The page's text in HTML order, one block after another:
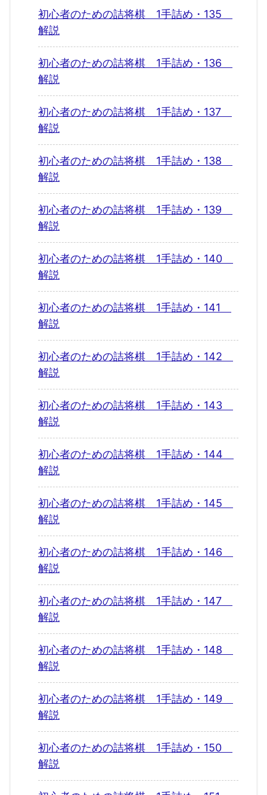
初心者のための詰将棋 1手詰め・135
解説
初心者のための詰将棋 1手詰め・136
解説
初心者のための詰将棋 1手詰め・137
解説
初心者のための詰将棋 1手詰め・138
解説
初心者のための詰将棋 1手詰め・139
解説
初心者のための詰将棋 1手詰め・140
解説
初心者のための詰将棋 1手詰め・141
解説
初心者のための詰将棋 1手詰め・142
解説
初心者のための詰将棋 1手詰め・143
解説
初心者のための詰将棋 1手詰め・144
解説
初心者のための詰将棋 1手詰め・145
解説
初心者のための詰将棋 1手詰め・146
解説
初心者のための詰将棋 1手詰め・147
解説
初心者のための詰将棋 1手詰め・148
解説
初心者のための詰将棋 1手詰め・149
解説
初心者のための詰将棋 1手詰め・150
解説